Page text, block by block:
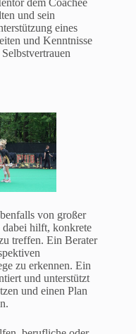
dem Coachee
und sein
eines
und Kenntnisse
von großer
dabei hilft, konkrete
treffen. Ein Berater
zu erkennen. Ein
und unterstützt
und einen Plan